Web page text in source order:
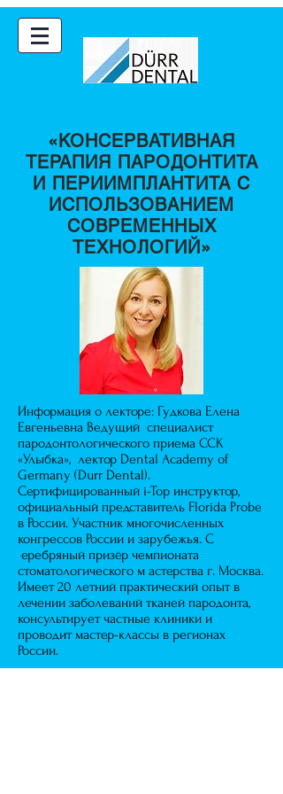
«КОНСЕРВАТИВНАЯ
ТЕРАПИЯ ПАРОДОНТИТА
И ПЕРИИМПЛАНТИТА С
ИСПОЛЬЗОВАНИЕМ
СОВРЕМЕННЫХ
ТЕХНОЛОГИЙ»
Информация о лекторе: Гудкова Елена
Евгеньевна Ведущий специалист
пародонтологического приема ССК
«Улыбка», лектор Dental Academy of
Germany (Durr Dental).
Сертифицированный i-Top инструктор,
официальный представитель Florida Probe
в России. Участник многочисленных
конгрессов России и зарубежья. С
еребряный призёр чемпионата
стоматологического м астерства г. Москва.
Имеет 20 летний практический опыт в
лечении заболеваний тканей пародонта,
консультирует частные клиники и
проводит мастер-классы в регионах
России.